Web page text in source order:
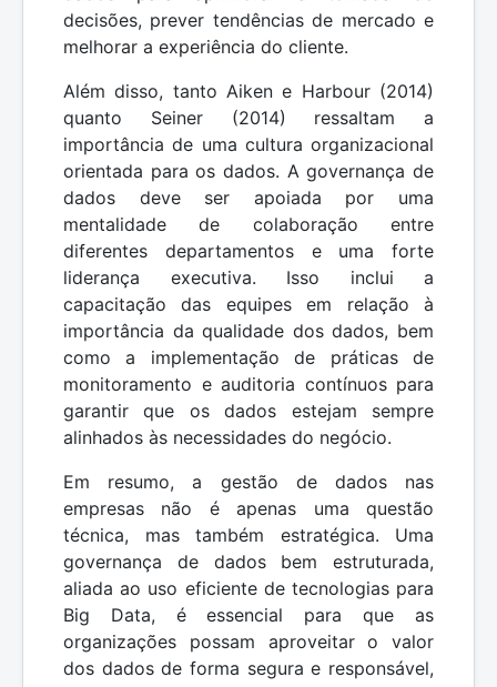
decisões, prever tendências de mercado e
melhorar a experiência do cliente.
Além disso, tanto Aiken e Harbour (2014)
quanto Seiner (2014) ressaltam a
importância de uma cultura organizacional
orientada para os dados. A governança de
dados deve ser apoiada por uma
mentalidade de colaboração entre
diferentes departamentos e uma forte
liderança executiva. Isso inclui a
capacitação das equipes em relação à
importância da qualidade dos dados, bem
como a implementação de práticas de
monitoramento e auditoria contínuos para
garantir que os dados estejam sempre
alinhados às necessidades do negócio.
Em resumo, a gestão de dados nas
empresas não é apenas uma questão
técnica, mas também estratégica. Uma
governança de dados bem estruturada,
aliada ao uso eficiente de tecnologias para
Big Data, é essencial para que as
organizações possam aproveitar o valor
dos dados de forma segura e responsável,